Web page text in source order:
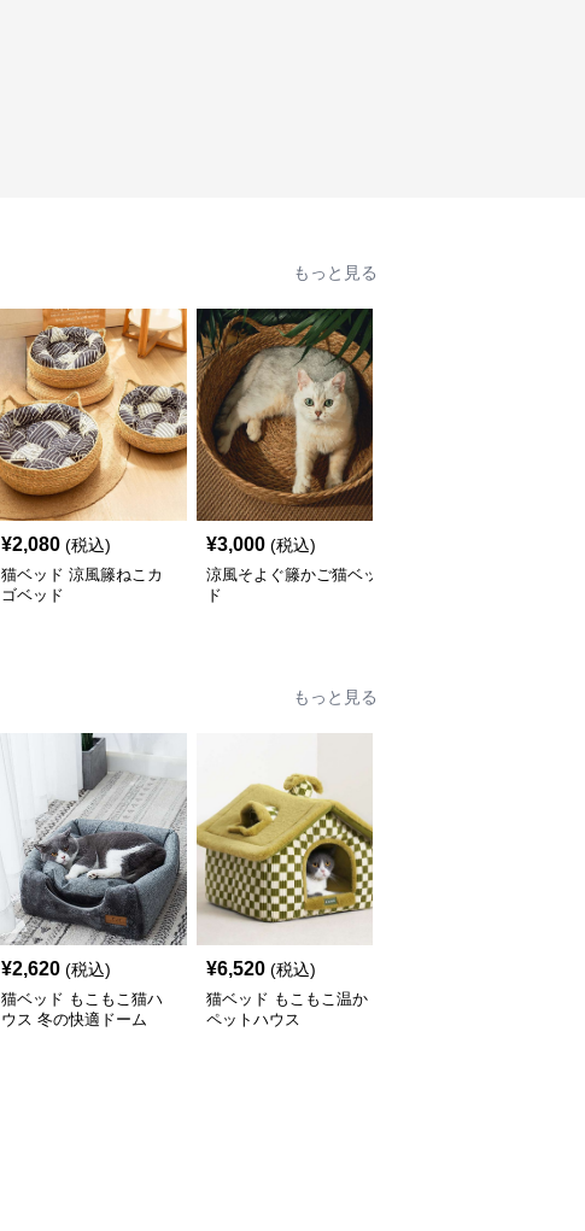
もっと見る
¥2,080 (税込)
猫ベッド 涼風籐ねこカ
ゴベッド
¥3,000 (税込)
涼風そよぐ籐かご猫ベッ
ド
もっと見る
¥2,620 (税込)
猫ベッド もこもこ猫ハ
ウス 冬の快適ドーム
¥6,520 (税込)
猫ベッド もこもこ温か
ペットハウス